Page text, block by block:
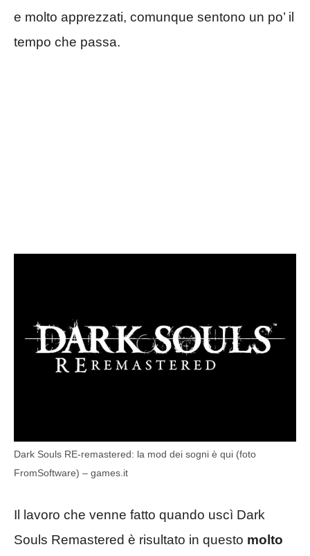
e molto apprezzati, comunque sentono un po’ il
tempo che passa.
Dark Souls RE-remastered: la mod dei sogni è qui (foto
FromSoftware) – games.it
Il lavoro che venne fatto quando uscì Dark
Souls Remastered è risultato in questo molto